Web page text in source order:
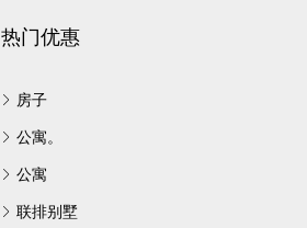
热门优惠
房子
公寓。
公寓
联排别墅